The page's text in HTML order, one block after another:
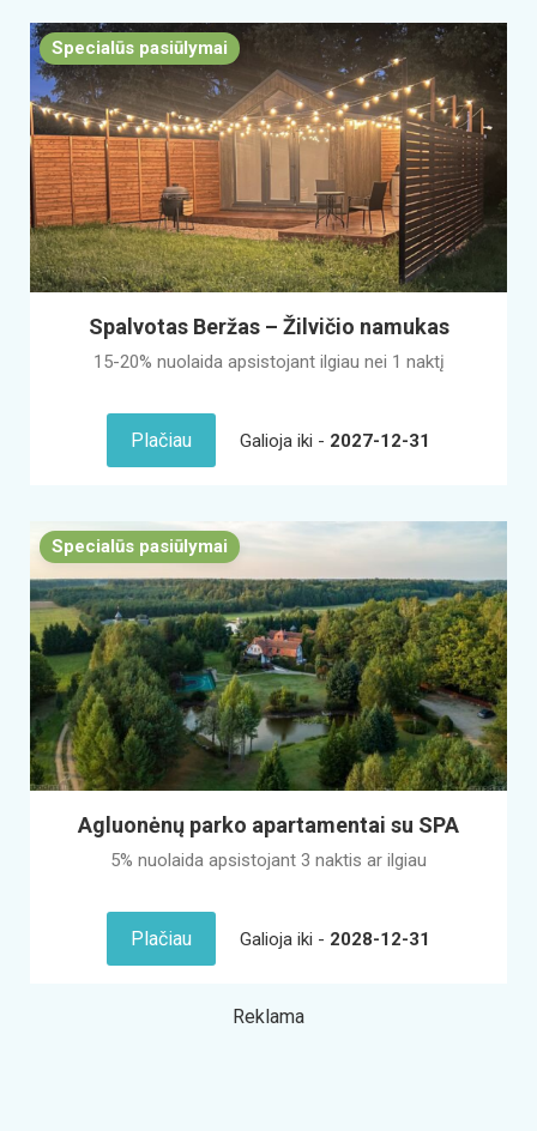
Specialūs pasiūlymai
Spalvotas Beržas – Žilvičio namukas
15-20% nuolaida apsistojant ilgiau nei 1 naktį
Plačiau Galioja iki - 2027-12-31
Specialūs pasiūlymai
Agluonėnų parko apartamentai su SPA
5% nuolaida apsistojant 3 naktis ar ilgiau
Plačiau Galioja iki - 2028-12-31
Reklama